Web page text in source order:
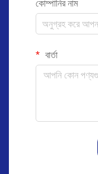
কোম্পানির নাম
বার্তা